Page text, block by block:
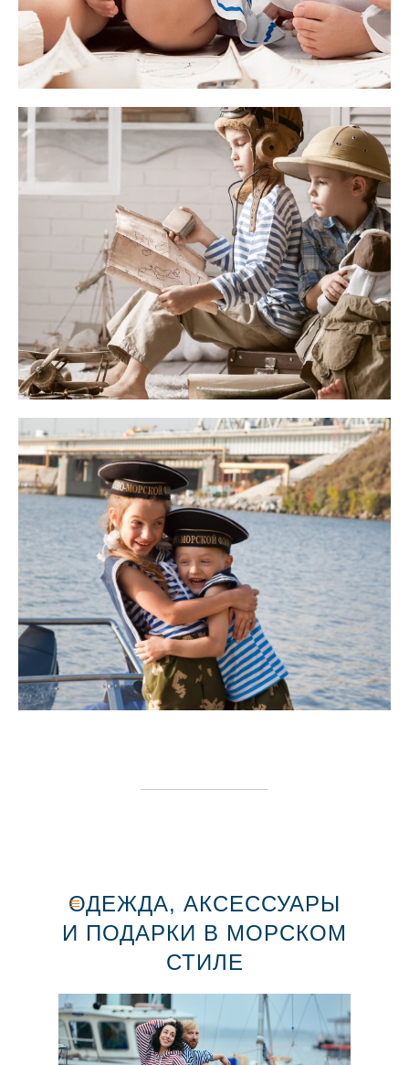
ОДЕЖДА, АКСЕССУАРЫ
И ПОДАРКИ В МОРСКОМ
СТИЛЕ